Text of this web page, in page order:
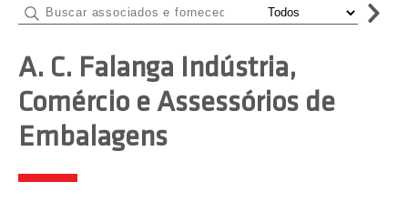
A. C. Falanga Indústria,
Comércio e Assessórios de
Embalagens